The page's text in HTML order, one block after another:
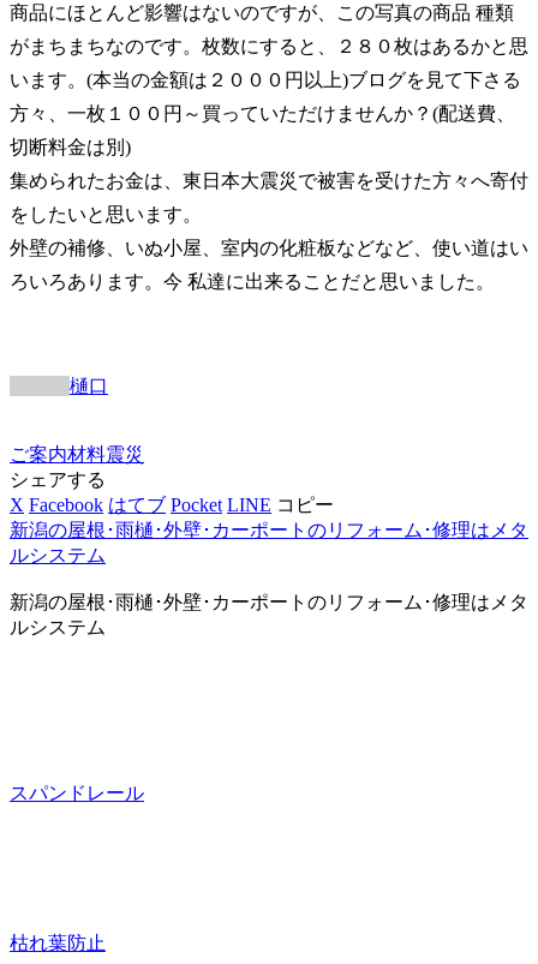
商品にほとんど影響はないのですが、この写真の商品 種類
がまちまちなのです。枚数にすると、２８０枚はあるかと思
います。(本当の金額は２０００円以上)ブログを見て下さる
方々、一枚１００円～買っていただけませんか？(配送費、
切断料金は別)
集められたお金は、東日本大震災で被害を受けた方々へ寄付
をしたいと思います。
外壁の補修、いぬ小屋、室内の化粧板などなど、使い道はい
ろいろあります。今 私達に出来ることだと思いました。
樋口
ご案内材料震災
シェアする
X Facebook はてブ Pocket LINE コピー
新潟の屋根･雨樋･外壁･カーポートのリフォーム･修理はメタ
ルシステム
新潟の屋根･雨樋･外壁･カーポートのリフォーム･修理はメタ
ルシステム
スパンドレール
枯れ葉防止